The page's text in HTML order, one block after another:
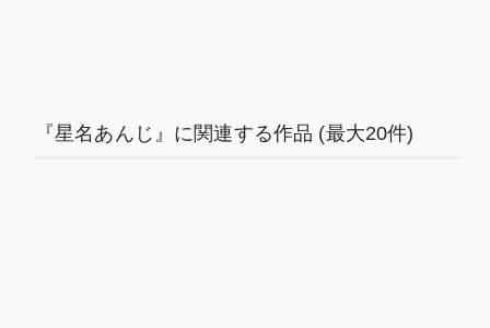
『星名あんじ』に関連する作品 (最大20件)